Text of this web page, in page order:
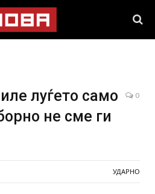
луѓето само
не сме ги
0
УДАРНО